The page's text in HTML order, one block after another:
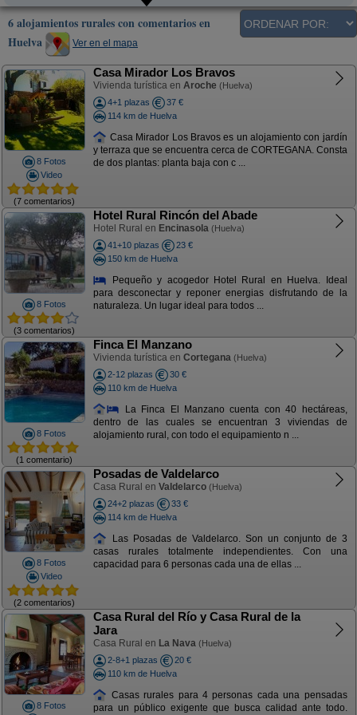
6 alojamientos rurales con comentarios en
Huelva
Ver en el mapa
8 Fotos
Video
(7 comentarios)
Casa Mirador Los Bravos
Vivienda turística en Aroche (Huelva)
4+1 plazas
37 €
114 km de Huelva
Casa Mirador Los Bravos es un alojamiento con jardín
y terraza que se encuentra cerca de CORTEGANA. Consta
de dos plantas: planta baja con c ...
8 Fotos
(3 comentarios)
Hotel Rural Rincón del Abade
Hotel Rural en Encinasola (Huelva)
41+10 plazas
23 €
150 km de Huelva
Pequeño y acogedor Hotel Rural en Huelva. Ideal
para desconectar y reponer energias disfrutando de la
naturaleza. Un lugar ideal para todos ...
8 Fotos
(1 comentario)
Finca El Manzano
Vivienda turística en Cortegana (Huelva)
2-12 plazas
30 €
110 km de Huelva
La Finca El Manzano cuenta con 40 hectáreas,
dentro de las cuales se encuentran 3 viviendas de
alojamiento rural, con todo el equipamiento n ...
8 Fotos
Video
(2 comentarios)
Posadas de Valdelarco
Casa Rural en Valdelarco (Huelva)
24+2 plazas
33 €
114 km de Huelva
Las Posadas de Valdelarco. Son un conjunto de 3
casas rurales totalmente independientes. Con una
capacidad para 6 personas cada una de ellas ...
8 Fotos
Casa Rural del Río y Casa Rural de la
Jara
Casa Rural en La Nava (Huelva)
2-8+1 plazas
20 €
110 km de Huelva
Casas rurales para 4 personas cada una pensadas
para un público exigente que busca calidad ante todo.